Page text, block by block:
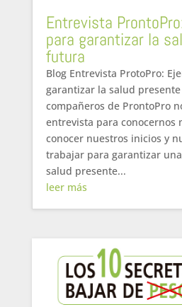
Entrevista
para garantizar la
futura
Blog Entrevista ProtoPro:
garantizar la salud
compañeros de ProntoPro
entrevista para conocernos
conocer nuestros inicios y
trabajar para garantizar
salud presente...
leer más